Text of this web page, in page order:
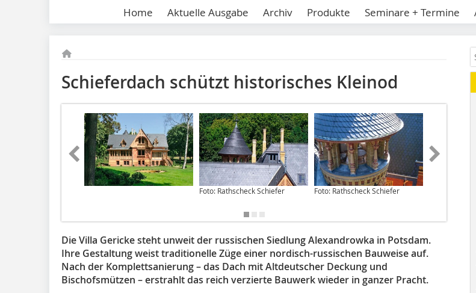
Home Aktuelle Ausgabe Archiv Produkte Seminare + Termine
Schieferdach schützt historisches Kleinod
Foto: Rathscheck Schiefer Foto: Rathscheck Schiefer Fotos:
Die Villa Gericke steht unweit der russischen Siedlung Alexandrowka in Potsdam.
Ihre Ge­staltung weist traditionelle Züge einer nordisch-russischen Bauweise auf.
Nach der Komplettsanie­rung – das Dach mit Alt­deut­scher Deckung und
Bischofsmützen – erstrahlt das reich ver­zier­te Bauwerk wieder in ganzer Pracht.